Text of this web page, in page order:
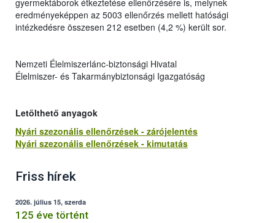
gyermektáborok étkeztetése ellenőrzésére is, melynek
eredményeképpen az 5003 ellenőrzés mellett hatósági
intézkedésre összesen 212 esetben (4,2 %) került sor.
Nemzeti Élelmiszerlánc-biztonsági Hivatal
Élelmiszer- és Takarmánybiztonsági Igazgatóság
Letölthető anyagok
Nyári szezonális ellenőrzések - zárójelentés
Nyári szezonális ellenőrzések - kimutatás
Friss hírek
2026. július 15, szerda
125 éve történt